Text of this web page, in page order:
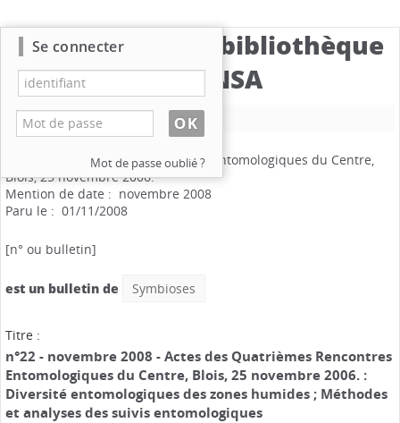
Catalogue de la bibliothèque
du CBNSA
Nouvelle recherche
Symbioses.n°22
Actes des Quatrièmes Rencontres Entomologiques du Centre,
Blois, 25 novembre 2006.
Mention de date : novembre 2008
Paru le : 01/11/2008
[n° ou bulletin]
est un bulletin de Symbioses
Titre :
n°22 - novembre 2008 - Actes des Quatrièmes Rencontres
Entomologiques du Centre, Blois, 25 novembre 2006. :
Diversité entomologiques des zones humides ; Méthodes
et analyses des suivis entomologiques
Se connecter
Mot de passe oublié ?